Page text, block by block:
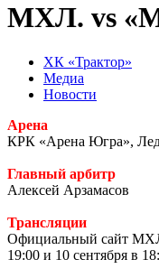
МХЛ. vs
ХК «Трактор»
Медиа
Новости
Арена
КРК «Арена Югра»,
Главный арбитр
Алексей Арзамасов
Трансляции
Официальный сайт
19:00 и 10 сентября в